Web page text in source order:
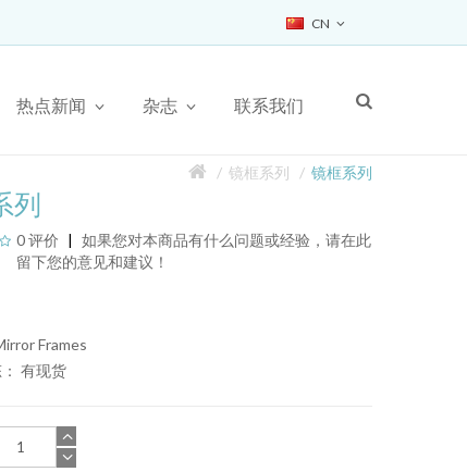
CN
热点新闻 杂志 联系我们
镜框系列 镜框系列
列
0 评价
如果您对本商品有什么问题或经验，请在此
留下您的意见和建议！
Frames
有现货